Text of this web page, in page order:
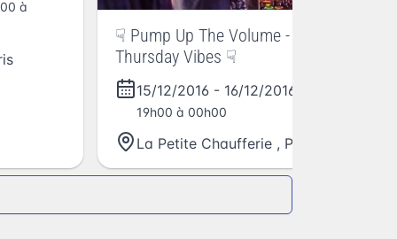
à
☟ Pump Up The Volume -
Thursday Vibes ☟
15/12/2016 - 16/12/2016
19h00 à 00h00
La Petite Chaufferie , Paris